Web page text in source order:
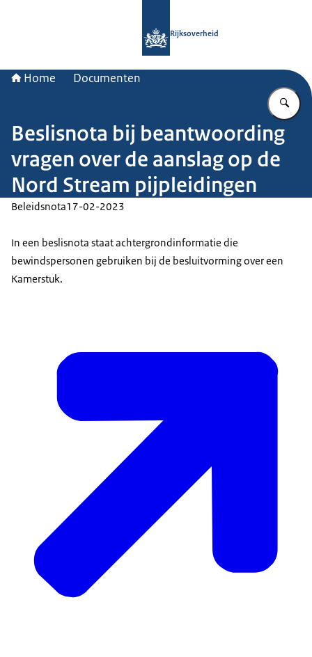
Rijksoverheid
Home Documenten
Beslisnota bij beantwoording
vragen over de aanslag op de
Nord Stream pijpleidingen
Beleidsnota17-02-2023
In een beslisnota staat achtergrondinformatie die
bewindspersonen gebruiken bij de besluitvorming over een
Kamerstuk.